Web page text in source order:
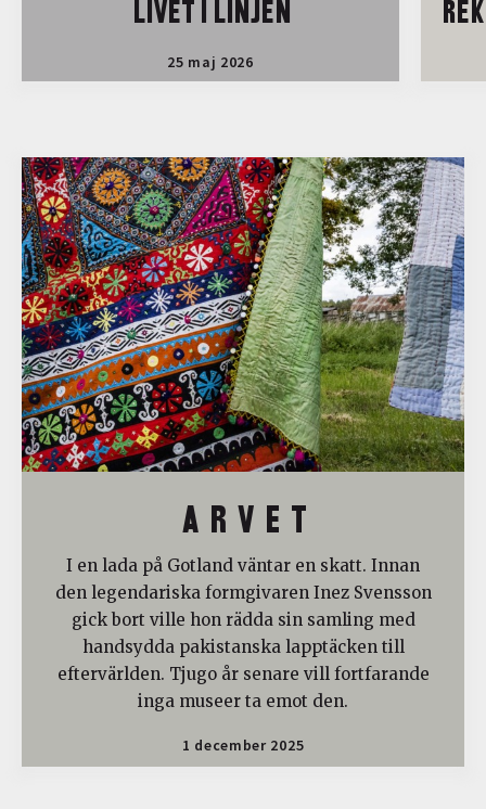
LIVET I LINJEN
25 maj 2026
A R V E T
I en lada på Gotland väntar en skatt. Innan
den legendariska formgivaren Inez Svensson
gick bort ville hon rädda sin samling med
handsydda pakistanska lapptäcken till
eftervärlden. Tjugo år senare vill fortfarande
inga museer ta emot den.
1 december 2025